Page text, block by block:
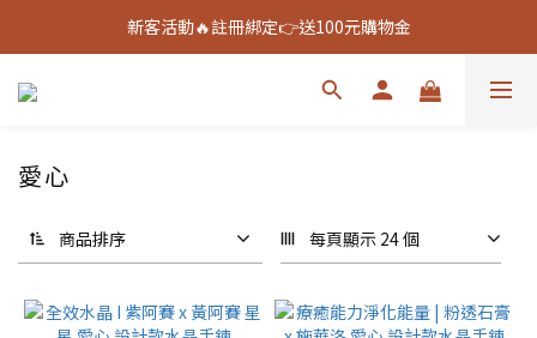
新客活動🔥註冊綁定👉送100元購物金
新客活動🔥註冊綁定👉送100元購物金
全館888免運🚚
愛心
商品排序 每頁顯示 24 個